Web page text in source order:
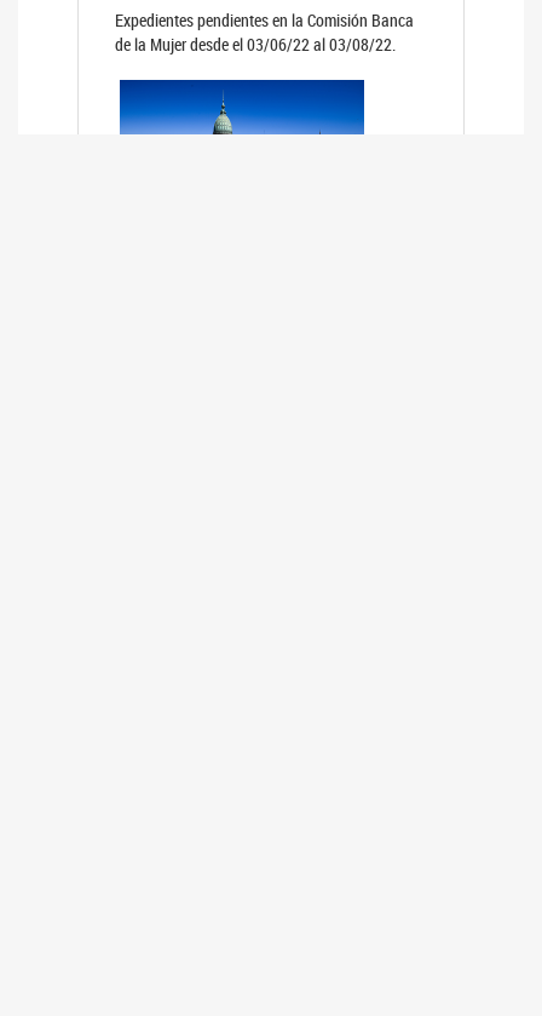
Expedientes pendientes en la Comisión Banca
de la Mujer desde el 03/06/22 al 03/08/22.